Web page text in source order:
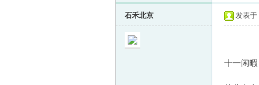
石禾北京 发表于
十一闲